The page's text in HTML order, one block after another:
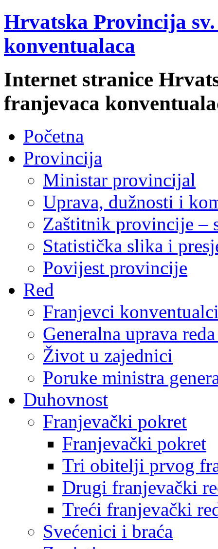
Hrvatska Provincija
konventualaca
Internet stranice
franjevaca
Početna
Provincija
Ministar provincijal
Uprava, dužnosti i
Zaštitnik provincije –
Statistička slika i
Povijest provincije
Red
Franjevci
Generalna uprava
Život u zajednici
Poruke ministra
Duhovnost
Franjevački pokret
Franjevački pokret
Tri obitelji prvog
Drugi franjevački
Treći franjevački
Svećenici i braća